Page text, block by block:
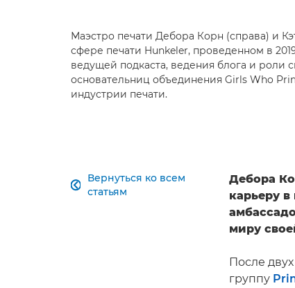
Маэстро печати Дебора Корн (справа) и
сфере печати Hunkeler, проведенном в
ведущей подкаста, ведения блога и роли
основательниц объединения Girls Who
индустрии печати.
Вернуться ко всем
статьям

Дебора
карьеру
миру
После
группу